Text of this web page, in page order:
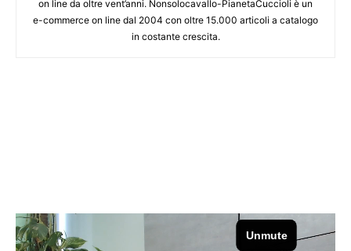
on line da oltre vent’anni. Nonsolocavallo-PianetaCuccioli è un
e-commerce on line dal 2004 con oltre 15.000 articoli a catalogo
in costante crescita.